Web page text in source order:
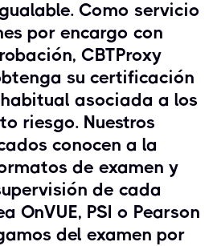
Como servicio
por encargo con
CBTProxy
su certificación
asociada a los
riesgo. Nuestros
conocen a la
de examen y
de cada
OnVUE, PSI o Pearson
del examen por